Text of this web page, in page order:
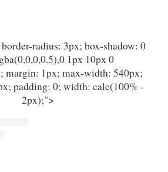
radius: 3px; box-shadow: 0
1px 10px 0
margin: 1px; max-width: 540px;
padding: 0; width: calc(100% -
2px);">